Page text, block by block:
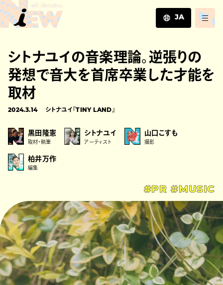
JA
EN
ZH
シトナユイの音楽理論。逆張りの
発想で音大を首席卒業した才能を
取材
2024.3.14 シトナユイ『TINY LAND』
黒田隆憲
取材・執筆
シトナユイ
アーティスト
山口こすも
撮影
柏井万作
編集
#PR #MUSIC